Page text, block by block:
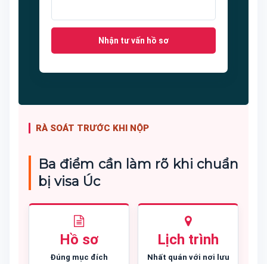
Nhận tư vấn hồ sơ
RÀ SOÁT TRƯỚC KHI NỘP
Ba điểm cần làm rõ khi chuẩn
bị visa Úc
Hồ sơ
Đúng mục đích
Lịch trình
Nhất quán với nơi lưu